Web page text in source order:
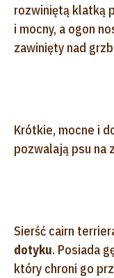
rozwiniętą klatką
i mocny, a ogon
zawinięty nad
Krótkie, mocne i
pozwalają psu na
Sierść cairn
dotyku. Posiada
który chroni go